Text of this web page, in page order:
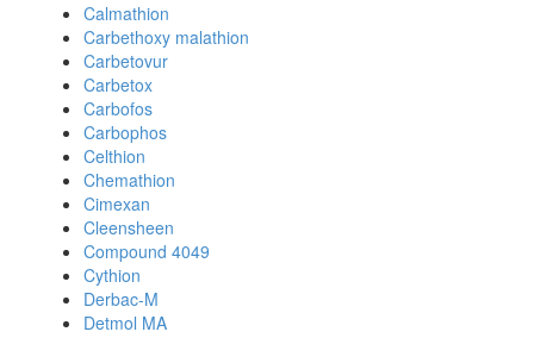
Calmathion
Carbethoxy malathion
Carbetovur
Carbetox
Carbofos
Carbophos
Celthion
Chemathion
Cimexan
Cleensheen
Compound 4049
Cythion
Derbac-M
Detmol MA